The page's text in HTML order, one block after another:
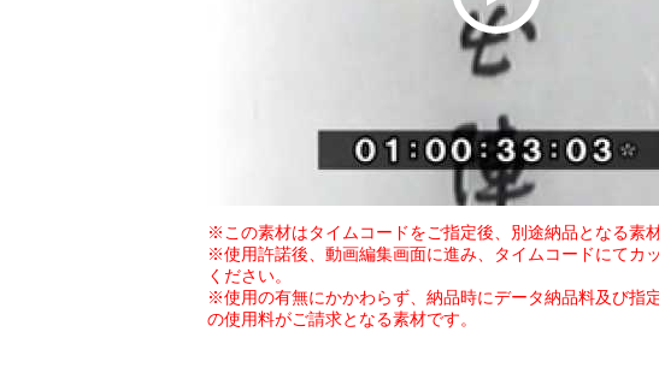
※この素材はタイムコードをご指定後、別途納品となる素材
※使用許諾後、動画編集画面に進み、タイムコードにてカ
ください。
※使用の有無にかかわらず、納品時にデータ納品料及び指
の使用料がご請求となる素材です。